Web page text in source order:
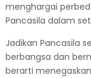
menghargai
Pancasila dalam
Jadikan Pancasila
berbangsa dan
berarti